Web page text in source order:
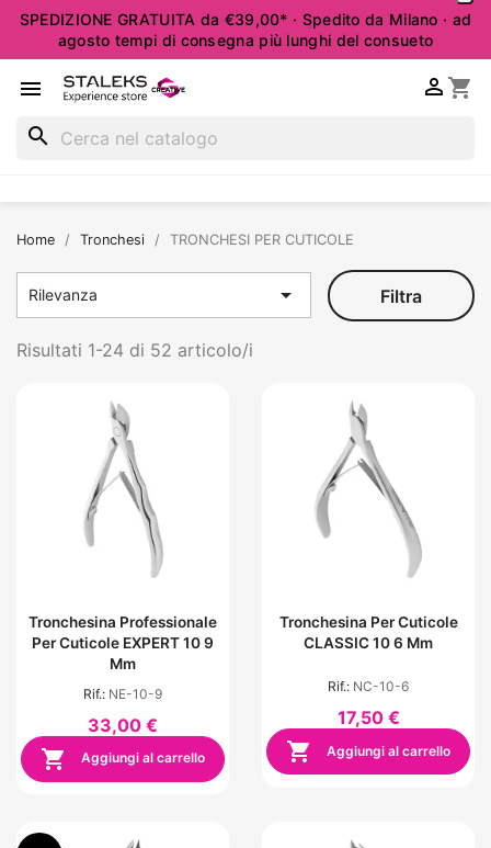
SPEDIZIONE GRATUITA da €39,00* · Spedito da Milano · ad
agosto tempi di consegna più lunghi del consueto
 shopping_cart

search
Home Tronchesi TRONCHESI PER CUTICOLE
Rilevanza  Filtra
Risultati 1-24 di 52 articolo/i
Tronchesina Professionale
Per Cuticole EXPERT 10 9
Mm
Rif.: NE-10-9
33,00 €
 Aggiungi al carrello
Tronchesina Per Cuticole
CLASSIC 10 6 Mm
Rif.: NC-10-6
17,50 €
 Aggiungi al carrello